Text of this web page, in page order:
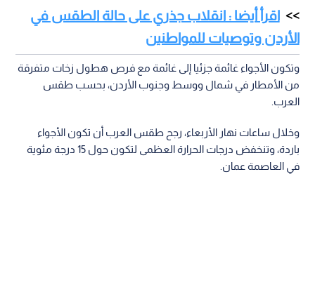
اقرأ أيضا : انقلاب جذري على حالة الطقس في
الأردن وتوصيات للمواطنين
وتكون الأجواء غائمة جزئيا إلى غائمة مع فرص هطول زخات متفرقة
من الأمطار في شمال ووسط وجنوب الأردن، بحسب طقس
العرب.
وخلال ساعات نهار الأربعاء، رجح طقس العرب أن تكون الأجواء
باردة، وتنخفض درجات الحرارة العظمى لتكون حول 15 درجة مئوية
في العاصمة عمان.